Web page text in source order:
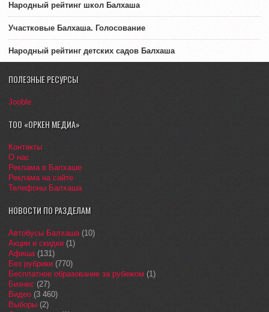
Народный рейтинг школ Балхаша
Участковые Балхаша. Голосование
Народный рейтинг детских садов Балхаша
ПОЛЕЗНЫЕ РЕСУРСЫ
Jooble
ТОО «ОРКЕН МЕДИА»
Контакты
О нас
Реклама в Балхаше
Реклама на сайте
Телефоны Балхаша
НОВОСТИ ПО РАЗДЕЛАМ
Автобусы Балхаша(10)
Акции и скидки (1)
Афиша(131)
Без рубрики (770)
Бесплатное образование за рубежом (1)
Бизнес (27)
Видео (3 460)
Выборы (2)